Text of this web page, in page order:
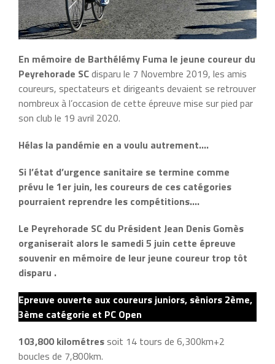
En mémoire de Barthélémy Fuma le jeune coureur du
Peyrehorade SCdisparu le 7 Novembre 2019, les amis
coureurs, spectateurs et dirigeants devaient se retrouver
nombreux à l’occasion de cette épreuve mise sur pied par
son club le 19 avril 2020.
Hélas la pandémie en a voulu autrement….
Si l’état d’urgence sanitaire se termine comme
prévu le 1er juin, les coureurs de ces catégories
pourraient reprendre les compétitions….
Le Peyrehorade SC du Président Jean Denis Gomès
organiserait alors le samedi 5 juin cette épreuve
souvenir en mémoire de leur jeune coureur trop tôt
disparu .
Epreuve ouverte aux coureurs juniors, sèniors 2ème,
3ème catégorie et PC Open
103,800 kilométres soit 14 tours de 6,300km+2
boucles de 7,800km.